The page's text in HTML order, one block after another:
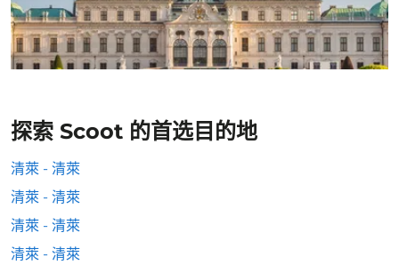
探索 Scoot 的首选目的地
清萊 - 清萊
清萊 - 清萊
清萊 - 清萊
清萊 - 清萊